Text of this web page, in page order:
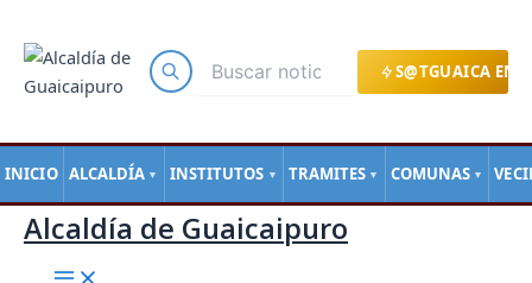
S@TGUAICA EN
INICIO ALCALDÍA ▼ INSTITUTOS ▼ TRAMITES ▼ COMUNAS ▼
contenido
Alcaldía de Guaicaipuro
de
entradas